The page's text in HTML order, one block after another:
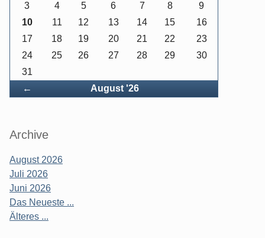
← August '26
3
4 5 6 7 8
9
10
11 12 13 14 15
16
17
18 19 20 21 22
23
24
25 26 27 28 29
30
31
Archive
August 2026
Juli 2026
Juni 2026
Das Neueste ...
Älteres ...